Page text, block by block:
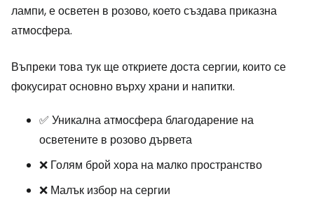
лампи, е осветен в розово, което създава приказна
атмосфера.
Въпреки това тук ще откриете доста сергии, които се
фокусират основно върху храни и напитки.
✅ Уникална атмосфера благодарение на
осветените в розово дървета
❌ Голям брой хора на малко пространство
❌ Малък избор на сергии